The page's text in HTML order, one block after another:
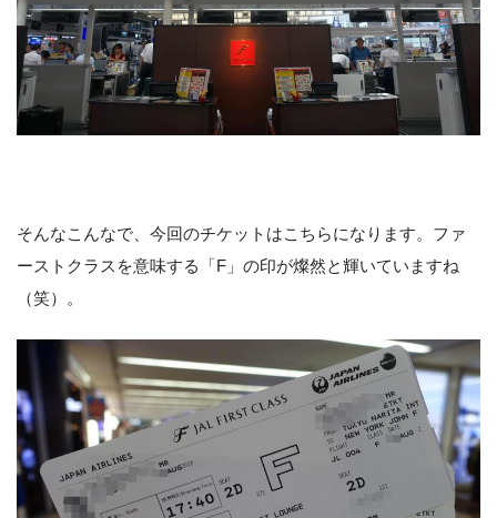
そんなこんなで、今回のチケットはこちらになります。ファ
ーストクラスを意味する「F」の印が燦然と輝いていますね
（笑）。